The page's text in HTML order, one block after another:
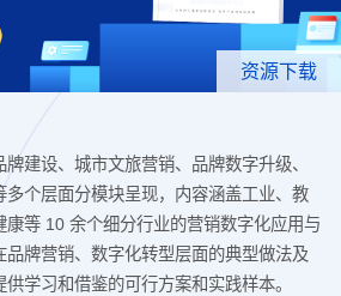
资源下载
建设、城市文旅营销、品牌数字升级、
多个层面分模块呈现，内容涵盖工业、教
康等 10 余个细分行业的营销数字化应用与
品牌营销、数字化转型层面的典型做法及
学习和借鉴的可行方案和实践样本。